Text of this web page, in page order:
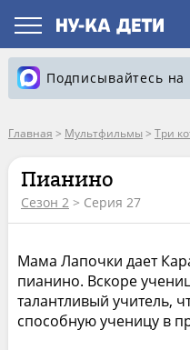
Подписывайтесь
Главная > Мультфильмы > Три
Пианино
Сезон 2> Серия 27
Мама Лапочки дает
пианино. Вскоре
талантливый учитель,
способную ученицу в